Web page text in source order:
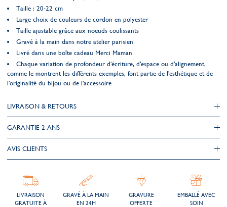
Taille : 20-22 cm
Large choix de couleurs de cordon en polyester
Taille ajustable grâce aux noeuds coulissants
Gravé à la main dans notre atelier parisien
Livré dans une boîte cadeau Merci Maman
Chaque variation de profondeur d'écriture, d'espace ou d'alignement,
comme le montrent les différents exemples, font partie de l'esthétique et de
l'originalité du bijou ou de l'accessoire
LIVRAISON & RETOURS
GARANTIE 2 ANS
AVIS CLIENTS
LIVRAISON
GRATUITE À
GRAVÉ À LA MAIN
EN 24H
GRAVURE
OFFERTE
EMBALLÉ AVEC
SOIN